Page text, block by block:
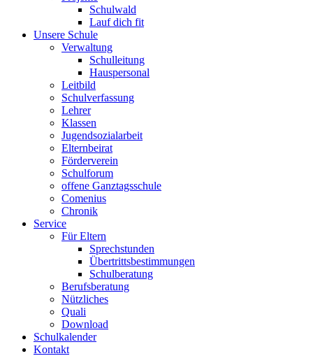
Schulwald
Lauf dich fit
Unsere Schule
Verwaltung
Schulleitung
Hauspersonal
Leitbild
Schulverfassung
Lehrer
Klassen
Jugendsozialarbeit
Elternbeirat
Förderverein
Schulforum
offene Ganztagsschule
Comenius
Chronik
Service
Für Eltern
Sprechstunden
Übertrittsbestimmungen
Schulberatung
Berufsberatung
Nützliches
Quali
Download
Schulkalender
Kontakt